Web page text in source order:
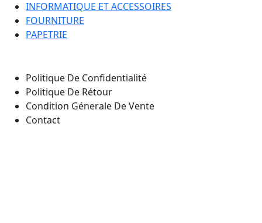
INFORMATIQUE ET ACCESSOIRES
FOURNITURE
PAPETRIE
Politique De Confidentialité
Politique De Rétour
Condition Génerale De Vente
Contact